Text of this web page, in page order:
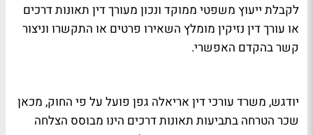
לקבלת ייעוץ משפטי ממוקד ונכון מעורך דין תאונות דרכים
או עורך דין נזיקין מומלץ השאירו פרטים או התקשרו וניצור
קשר בהקדם האפשרי.
יודגש, משרד עורכי דין אריאלה גפן פועל על פי החוק, מכאן
שכר הטרחה בתביעות תאונות דרכים הינו מבוסס הצלחה